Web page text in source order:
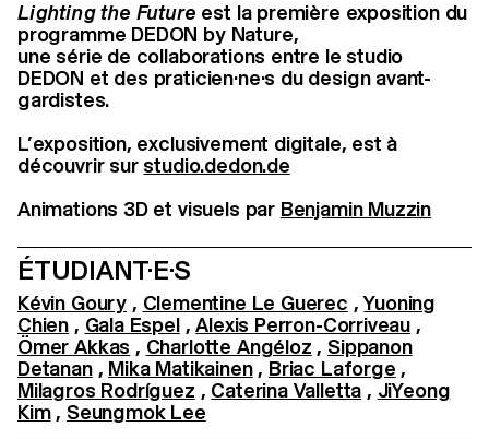
Lighting the Future est la première exposition du
programme DEDON by Nature,
une série de collaborations entre le studio
DEDON et des praticien·ne·s du design avant-
gardistes.
L’exposition, exclusivement digitale, est à
découvrir sur studio.dedon.de
Animations 3D et visuels par Benjamin Muzzin
ÉTUDIANT·E·S
Kévin Goury , Clementine Le Guerec ,Yuoning
Chien , Gala Espel,Alexis Perron-Corriveau ,
Ömer Akkas , Charlotte Angéloz , Sippanon
Detanan, Mika Matikainen, Briac Laforge ,
Milagros Rodríguez , Caterina Valletta , JiYeong
Kim, Seungmok Lee